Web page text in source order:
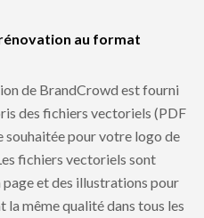
au format
de BrandCrowd est fourni
des fichiers vectoriels (PDF
souhaitée pour votre logo de
fichiers vectoriels sont
page et des illustrations pour
la même qualité dans tous les